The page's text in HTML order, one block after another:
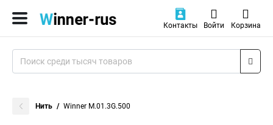
Контакты Войти Корзина
Нить Winner M.01.3G.500